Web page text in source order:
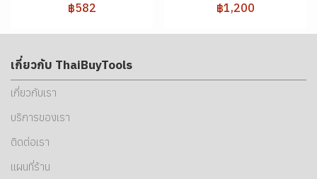
฿582
฿1,200
เกี่ยวกับ ThaiBuyTools
เกี่ยวกับเรา
บริการของเรา
ติดต่อเรา
แผนที่ร้าน